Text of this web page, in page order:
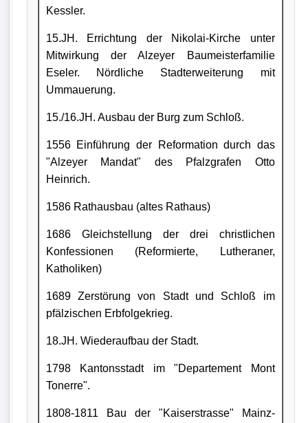
Kessler.
15.JH. Errichtung der Nikolai-Kirche unter
Mitwirkung der Alzeyer Baumeisterfamilie
Eseler. Nördliche Stadterweiterung mit
Ummauerung.
15./16.JH. Ausbau der Burg zum Schloß.
1556 Einführung der Reformation durch das
"Alzeyer Mandat" des Pfalzgrafen Otto
Heinrich.
1586 Rathausbau (altes Rathaus)
1686 Gleichstellung der drei christlichen
Konfessionen (Reformierte, Lutheraner,
Katholiken)
1689 Zerstörung von Stadt und Schloß im
pfälzischen Erbfolgekrieg.
18.JH. Wiederaufbau der Stadt.
1798 Kantonsstadt im "Departement Mont
Tonerre".
1808-1811 Bau der "Kaiserstrasse" Mainz-